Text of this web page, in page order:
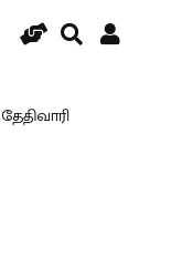
தேதிவாரி